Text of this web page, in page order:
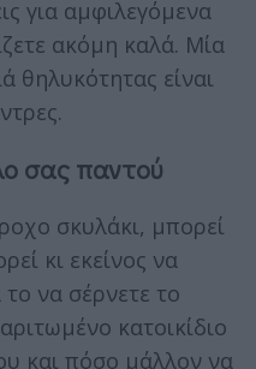
για αμφιλεγόμενα
ακόμη καλά. Μία
θηλυκότητας είναι
σας παντού
σκυλάκι, μπορεί
κι εκείνος να
να σέρνετε το
κατοικίδιο
και πόσο μάλλον να